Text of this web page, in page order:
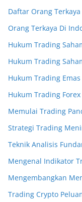
Daftar Orang
Orang Terkaya Di
Hukum Trading
Hukum Trading
Hukum Trading
Hukum Trading
Memulai Trading
Strategi Trading
Teknik Analisis
Mengenal Indikator
Mengembangkan
Trading Crypto